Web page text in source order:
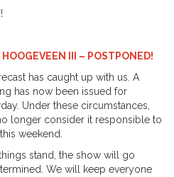
III – POSTPONED!
has caught up with us. A
has now been issued for
Under these circumstances,
longer consider it responsible to
weekend.
stand, the show will go
We will keep everyone